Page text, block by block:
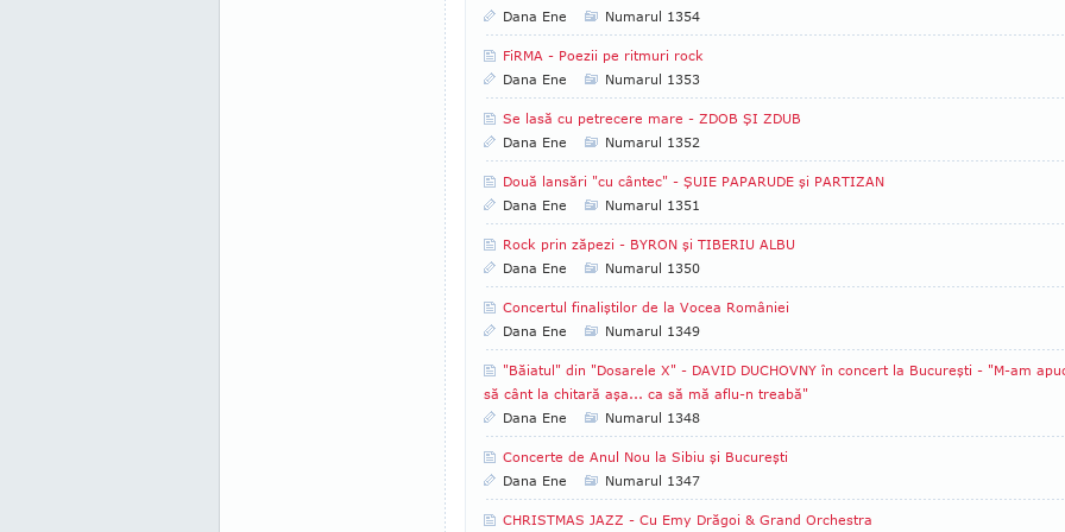
Dana Ene Numarul 1354
FiRMA - Poezii pe ritmuri rock
Dana Ene
Numarul 1353
Se lasă cu petrecere mare - ZDOB ŞI ZDUB
Dana Ene
Numarul 1352
Două lansări "cu cântec" - ŞUIE PAPARUDE şi PARTIZAN
Dana Ene
Numarul 1351
Rock prin zăpezi - BYRON şi TIBERIU ALBU
Dana Ene
Numarul 1350
Concertul finaliştilor de la Vocea României
Dana Ene
Numarul 1349
"Băiatul" din "Dosarele X" - DAVID DUCHOVNY în concert la Bucureşti - "M-am
să cânt la chitară aşa... ca să mă aflu-n treabă"
Dana Ene
Numarul 1348
Concerte de Anul Nou la Sibiu şi Bucureşti
Dana Ene
Numarul 1347
CHRISTMAS JAZZ - Cu Emy Drăgoi & Grand Orchestra